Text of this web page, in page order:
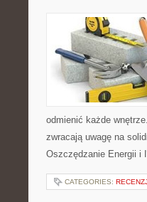
odmienić każde
zwracają uwagę na
Oszczędzanie Energii i
CATEGORIES: